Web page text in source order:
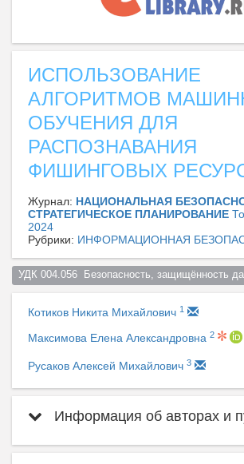
ИСПОЛЬЗОВАНИЕ
АЛГОРИТМОВ
ОБУЧЕНИЯ ДЛЯ
РАСПОЗНАВАНИЯ
ФИШИНГОВЫХ
Журнал: НАЦИОНАЛЬНАЯ
СТРАТЕГИЧЕСКОЕ ПЛАНИРОВАНИЕ
2024
Рубрики: ИНФОРМАЦИОННАЯ
УДК 004.056  Безопасность, защищённость
Котиков Никита Михайлович 1
Максимова Елена Александровна 2
Русаков Алексей Михайлович 3
Информация об авторах и